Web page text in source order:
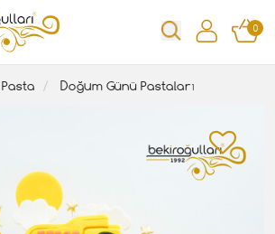
0
Doğum Günü Pastaları